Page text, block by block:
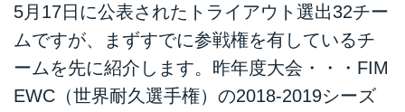
5月17日に公表されたトライアウト選出32チー
ムですが、まずすでに参戦権を有しているチ
ームを先に紹介します。昨年度大会・・・FIM
EWC（世界耐久選手権）の2018-2019シーズ